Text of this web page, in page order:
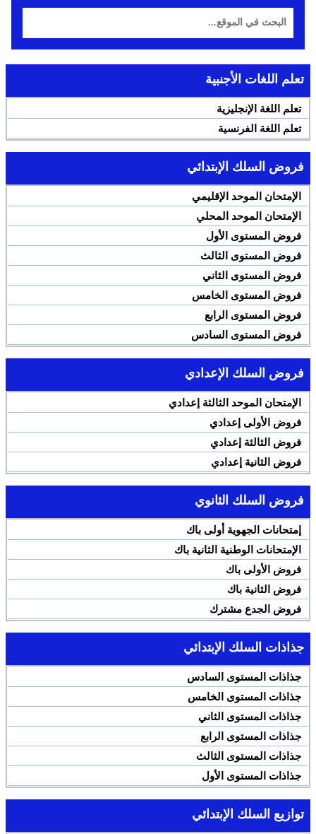
تعلم اللغات الأجنبية
تعلم اللغة الإنجليزية
تعلم اللغة الفرنسية
فروض السلك الإبتدائي
الإمتحان الموحد الإقليمي
الإمتحان الموحد المحلي
فروض المستوى الأول
فروض المستوى الثالث
فروض المستوى الثاني
فروض المستوى الخامس
فروض المستوى الرابع
فروض المستوى السادس
فروض السلك الإعدادي
الإمتحان الموحد الثالثة إعدادي
فروض الأولى إعدادي
فروض الثالثة إعدادي
فروض الثانية إعدادي
فروض السلك الثانوي
إمتحانات الجهوية أولى باك
الإمتحانات الوطنية الثانية باك
فروض الأولى باك
فروض الثانية باك
فروض الجدع مشترك
جذاذات السلك الإبتدائي
جذاذات المستوى السادس
جذاذات المستوى الخامس
جذاذات المستوى الثاني
جذاذات المستوى الرابع
جذاذات المستوى الثالث
جذاذات المستوى الأول
توازيع السلك الإبتدائي